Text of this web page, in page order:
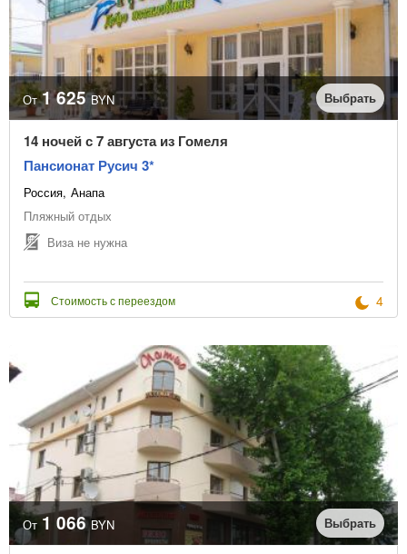
От 1 625 BYN Выбрать
14 ночей с 7 августа из Гомеля
Пансионат Русич 3*
Россия Анапа
Пляжный отдых
Виза не нужна
Стоимость с переездом 4
От 1 066 BYN Выбрать